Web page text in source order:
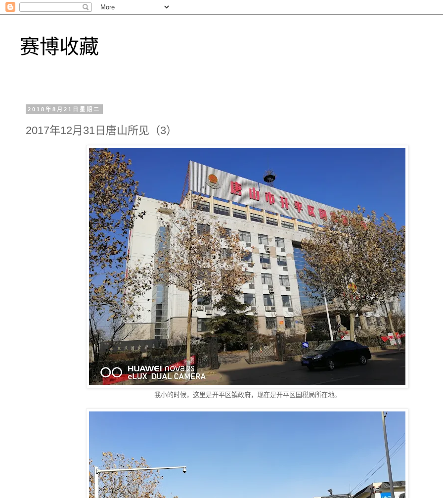
赛博收藏
2018年8月21日星期二
2017年12月31日唐山所见（3）
我小的时候，这里是开平区镇政府，现在是开平区国税局所在地。